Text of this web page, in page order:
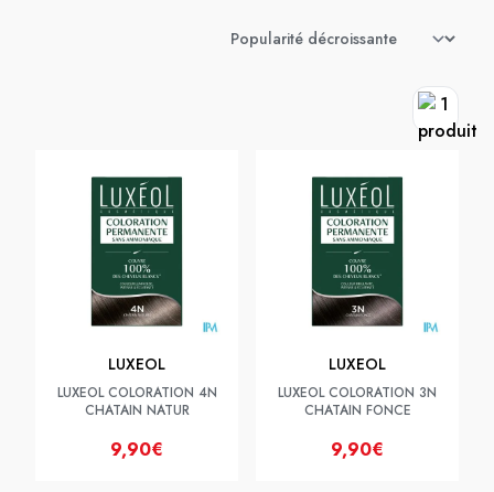
LUXEOL
LUXEOL COLORATION 4N
CHATAIN NATUR
9,90€
LUXEOL
LUXEOL COLORATION 3N
CHATAIN FONCE
9,90€